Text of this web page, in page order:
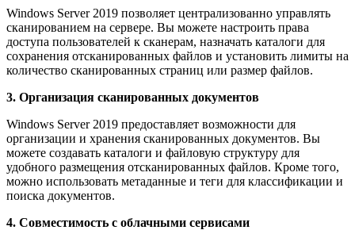
Windows Server 2019 позволяет централизованно управлять
сканированием на сервере. Вы можете настроить права
доступа пользователей к сканерам, назначать каталоги для
сохранения отсканированных файлов и установить лимиты на
количество сканированных страниц или размер файлов.
3. Организация сканированных документов
Windows Server 2019 предоставляет возможности для
организации и хранения сканированных документов. Вы
можете создавать каталоги и файловую структуру для
удобного размещения отсканированных файлов. Кроме того,
можно использовать метаданные и теги для классификации и
поиска документов.
4. Совместимость с облачными сервисами